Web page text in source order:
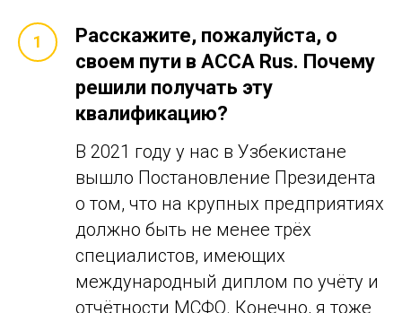
Расскажите, пожалуйста, о
своем пути в ACCA Rus. Почему
решили получать эту
квалификацию?
В 2021 году у нас в Узбекистане
вышло Постановление Президента
о том, что на крупных предприятиях
должно быть не менее трёх
специалистов, имеющих
международный диплом по учёту и
отчётности МСФО. Конечно, я тоже